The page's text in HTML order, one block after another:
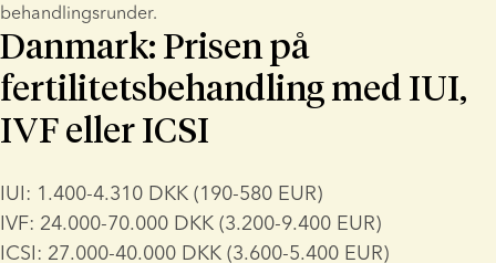
behandlingsrunder.
Danmark: Prisen på
fertilitetsbehandling med IUI,
IVF eller ICSI
IUI: 1.400-4.310 DKK (190-580 EUR)
IVF: 24.000-70.000 DKK (3.200-9.400 EUR)
ICSI: 27.000-40.000 DKK (3.600-5.400 EUR)